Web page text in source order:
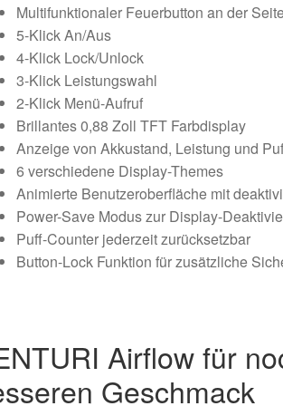
Multifunktionaler Feuerbutton an der
5-Klick An/Aus
4-Klick Lock/Unlock
3-Klick Leistungswahl
2-Klick Menü-Aufruf
Brillantes 0,88 Zoll TFT Farbdisplay
Anzeige von Akkustand, Leistung und
6 verschiedene Display-Themes
Animierte Benutzeroberfläche mit
Power-Save Modus zur Display-
Puff-Counter jederzeit zurücksetzbar
Button-Lock Funktion für zusätzliche
Airflow für
Geschmack